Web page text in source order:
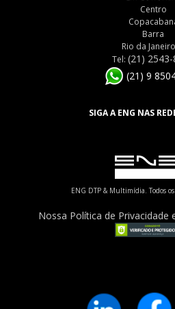
Centro
Barra
Rio da
Tel: (21)
(21) 9
SIGA A ENG NAS
ENG DTP & Multimídia. Todos
Nossa Política de Privacidade